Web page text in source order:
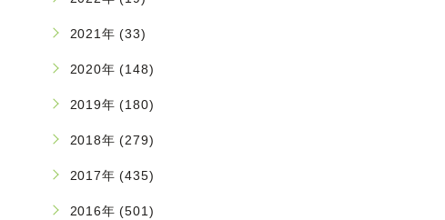
2021年 (33)
2020年 (148)
2019年 (180)
2018年 (279)
2017年 (435)
2016年 (501)